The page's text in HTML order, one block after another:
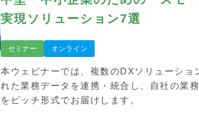
実現ソリューション7選
セミナー オンライン
本ウェビナーでは、複数のDXソリューショ
れた業務データを連携・統合し、自社の業
をピッチ形式でお届けします。